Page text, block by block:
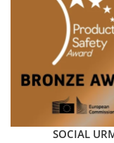
SOCIAL